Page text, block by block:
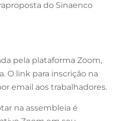
do Sinaenco
pela plataforma Zoom,
O link para inscrição na
email aos trabalhadores.
na assembleia é